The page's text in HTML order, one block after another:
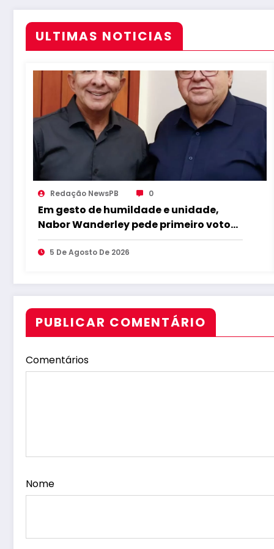
ULTIMAS NOTICIAS
Redação NewsPB 0
Em gesto de humildade e unidade,
Nabor Wanderley pede primeiro voto
para João Azevêdo e reforça
compromisso com o projeto
5 De Agosto De 2026
PUBLICAR COMENTÁRIO
Comentários
Nome